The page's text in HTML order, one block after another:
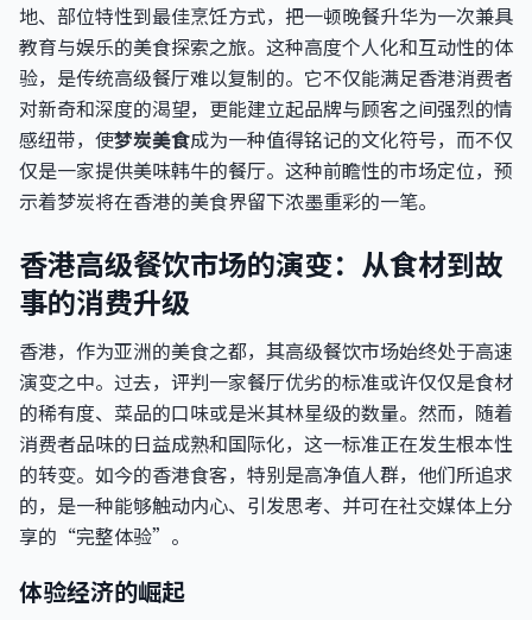
地、部位特性到最佳烹饪方式，把一顿晚餐升华为一次兼具
教育与娱乐的美食探索之旅。这种高度个人化和互动性的体
验，是传统高级餐厅难以复制的。它不仅能满足香港消费者
对新奇和深度的渴望，更能建立起品牌与顾客之间强烈的情
感纽带，使梦炭美食成为一种值得铭记的文化符号，而不仅
仅是一家提供美味韩牛的餐厅。这种前瞻性的市场定位，预
示着梦炭将在香港的美食界留下浓墨重彩的一笔。
香港高级餐饮市场的演变：从食材到故
事的消费升级
香港，作为亚洲的美食之都，其高级餐饮市场始终处于高速
演变之中。过去，评判一家餐厅优劣的标准或许仅仅是食材
的稀有度、菜品的口味或是米其林星级的数量。然而，随着
消费者品味的日益成熟和国际化，这一标准正在发生根本性
的转变。如今的香港食客，特别是高净值人群，他们所追求
的，是一种能够触动内心、引发思考、并可在社交媒体上分
享的“完整体验”。
体验经济的崛起